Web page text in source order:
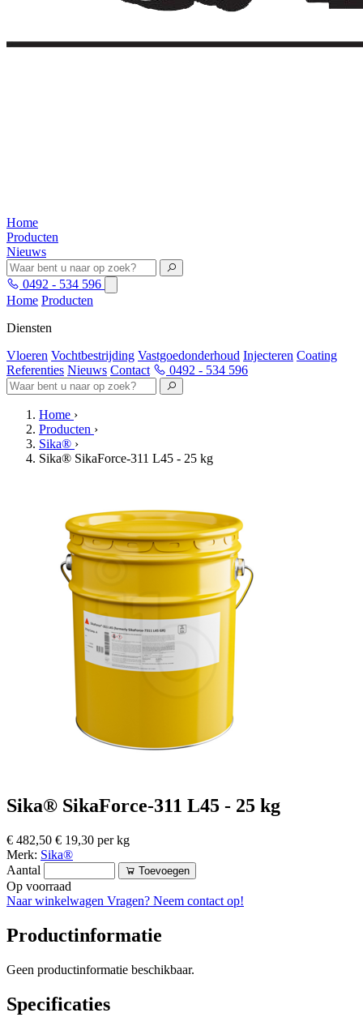
Home
Producten
Nieuws
0492 - 534 596
Home Producten
Diensten
Vloeren Vochtbestrijding Vastgoedonderhoud Injecteren Coating
Referenties Nieuws Contact 0492 - 534 596
Home ›
Producten ›
Sika® ›
Sika® SikaForce-311 L45 - 25 kg
Sika® SikaForce-311 L45 - 25 kg
€ 482,50 € 19,30 per kg
Merk: Sika®
Aantal
Toevoegen
Op voorraad
Naar winkelwagen Vragen? Neem contact op!
Productinformatie
Geen productinformatie beschikbaar.
Specificaties